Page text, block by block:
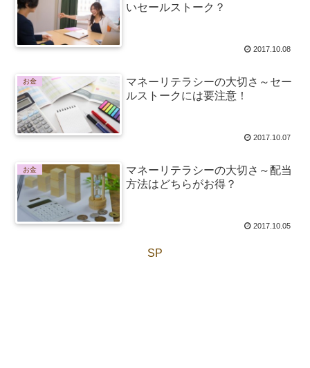
いセールストーク？
2017.10.08
お金
マネーリテラシーの大切さ～セー
ルストークには要注意！
2017.10.07
お金
マネーリテラシーの大切さ～配当
方法はどちらがお得？
2017.10.05
SP